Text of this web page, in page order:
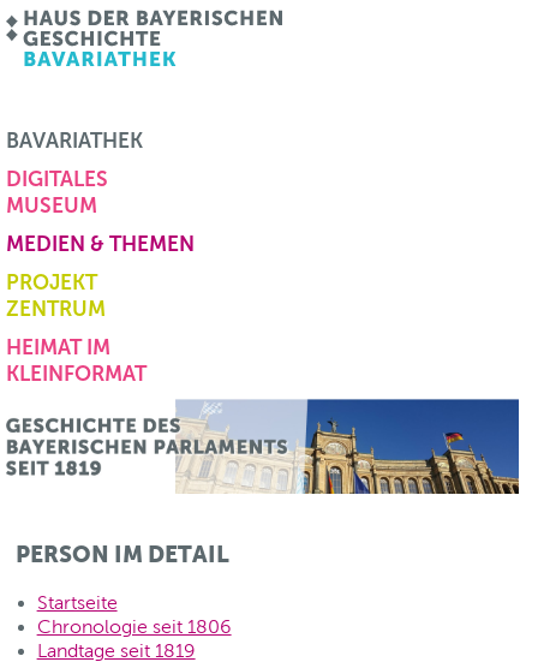
BAVARIATHEK
DIGITALES
MUSEUM
MEDIEN & THEMEN
PROJEKT
ZENTRUM
HEIMAT IM
KLEINFORMAT
PERSON IM DETAIL
Startseite
Chronologie seit 1806
Landtage seit 1819